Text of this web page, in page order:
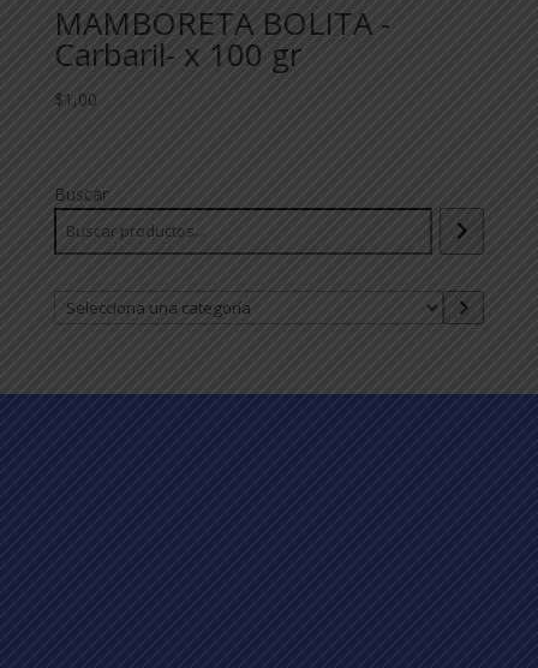
MAMBORETA BOLITA -
Carbaril- x 100 gr
$1,00
Buscar
Selecciona
una